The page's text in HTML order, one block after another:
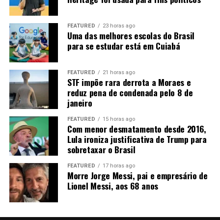
uma certeza, apesar dos sinais positivos dos últimos
dias.
Fonte:Informativo CEEMA UNIJUÍ, do prof. Dr.
Argemiro Luís Brum¹
1–Professor Titular do PPGDR da UNIJUÍ, doutor em
Economia Internacional pela EHESS de Paris-França,
coordenador, pesquisador e analista de mercado da
CEEMA (FIDENE/UNIJUÍ).
FEATURED 23 horas ago
Uma das melhores escolas do Brasil
para se estudar está em Cuiabá
FEATURED 21 horas ago
STF impõe rara derrota a Moraes e
reduz pena de condenada pelo 8 de
janeiro
FEATURED 15 horas ago
Com menor desmatamento desde 2016,
Lula ironiza justificativa de Trump para
sobretaxar o Brasil
FEATURED 17 horas ago
Morre Jorge Messi, pai e empresário de
Lionel Messi, aos 68 anos